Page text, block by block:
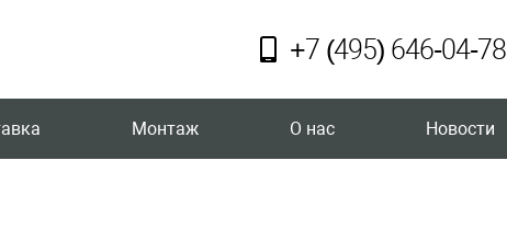
+7 (495) 646-04-78
Монтаж О нас Новости